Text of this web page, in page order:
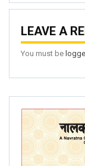
LEAVE A
You must be